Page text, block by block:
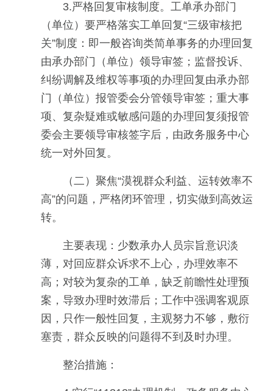
3.严格回复审核制度。工单承办部门
（单位）要严格落实工单回复“三级审核把
关”制度：即一般咨询类简单事务的办理回复
由承办部门（单位）领导审签；监督投诉、
纠纷调解及维权等事项的办理回复由承办部
门（单位）报管委会分管领导审签；重大事
项、复杂疑难或敏感问题的办理回复须报管
委会主要领导审核签字后，由政务服务中心
统一对外回复。
（二）聚焦“漠视群众利益、运转效率不
高”的问题，严格闭环管理，切实做到高效运
转。
主要表现：少数承办人员宗旨意识淡
薄，对回应群众诉求不上心，办理效率不
高；对较为复杂的工单，缺乏前瞻性处理预
案，导致办理时效滞后；工作中强调客观原
因，只作一般性回复，主观努力不够，敷衍
塞责，群众反映的问题得不到及时办理。
整治措施：